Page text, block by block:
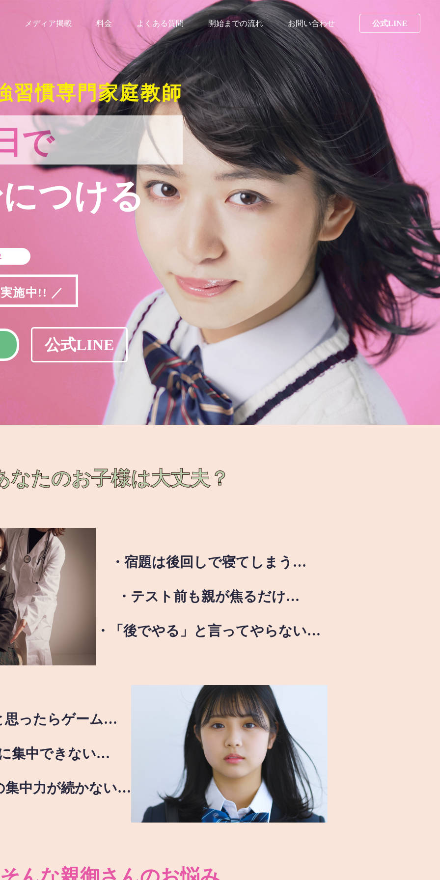
メディア掲載 料金 よくある質問 開始までの流れ お問い合わせ 公式LINE
習慣専門家庭教師
で
つける
施中!! ／
公式LINE
なたのお子様は大丈夫？
・宿題は後回しで寝てしまう…
・テスト前も親が焦るだけ…
・「後でやる」と言ってやらない…
思ったらゲーム…
集中できない…
集中力が続かない…